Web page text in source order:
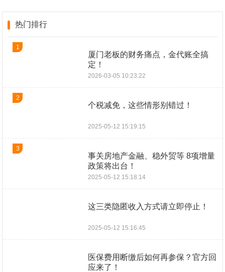
热门排行
1
厦门老板的财务痛点，金代账全搞
定！
2026-03-05 10:23:22
2
个税减免，这些情形别错过！
2025-05-12 15:19:15
3
事关房地产金融、稳外贸等 8项增量
政策将出台！
2025-05-12 15:18:14
这三类隐匿收入方式请立即停止！
2025-05-12 15:16:45
医保费用断缴后如何再参保？官方回
应来了！